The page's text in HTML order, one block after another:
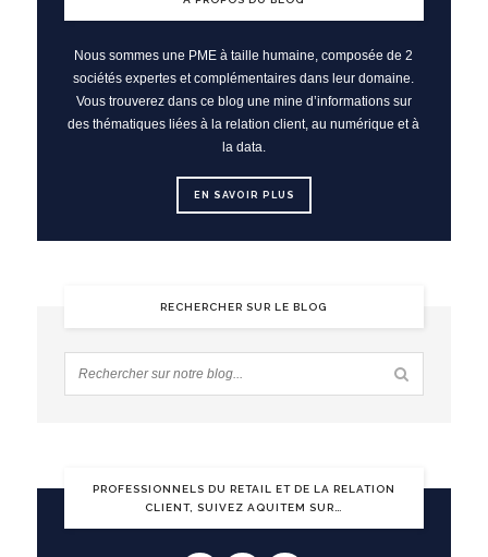
Nous sommes une PME à taille humaine, composée de 2
sociétés expertes et complémentaires dans leur domaine.
Vous trouverez dans ce blog une mine d’informations sur
des thématiques liées à la relation client, au numérique et à
la data.
EN SAVOIR PLUS
RECHERCHER SUR LE BLOG
PROFESSIONNELS DU RETAIL ET DE LA RELATION
CLIENT, SUIVEZ AQUITEM SUR…